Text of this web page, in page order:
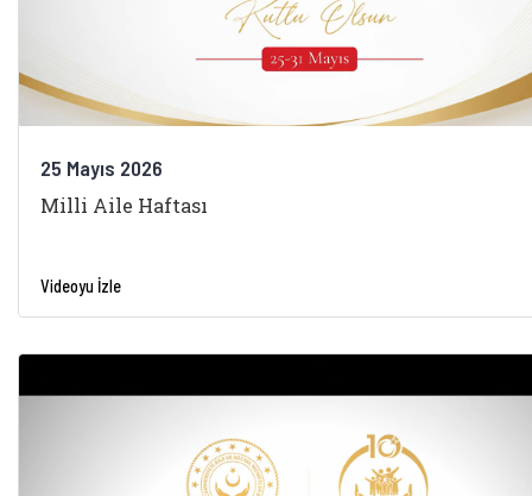
25 Mayıs 2026
Milli Aile Haftası
Videoyu İzle